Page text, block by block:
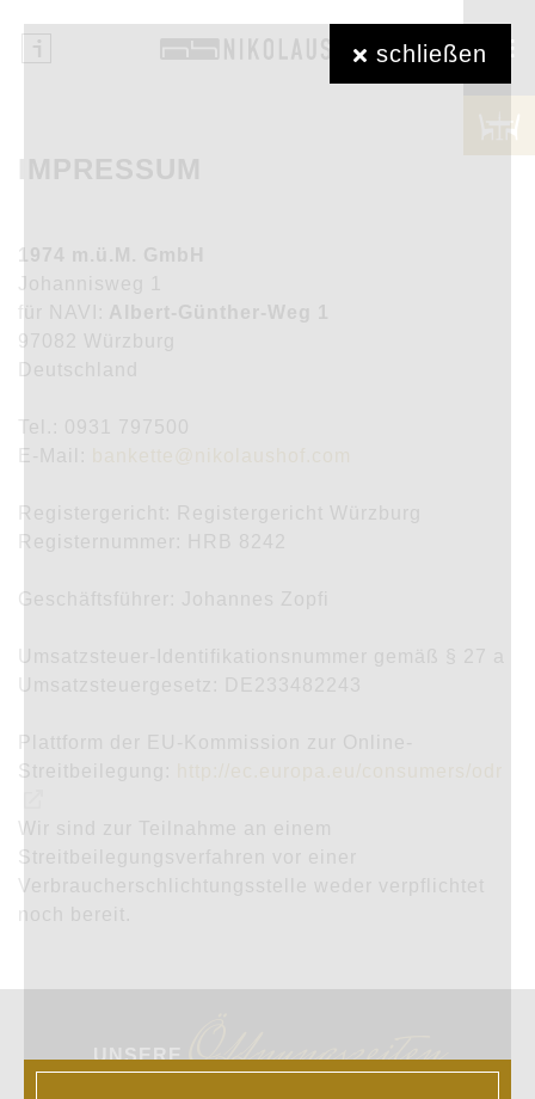
≡
IMPRESSUM
Johannisweg 1
für NAVI:
97082 Würzburg
Deutschland
Tel.: 0931 797500
E-Mail:
Registergericht: Registergericht Würzburg
Registernummer: HRB 8242
Geschäftsführer: Johannes Zopfi
Umsatzsteuer-Identifikationsnummer gemäß § 27 a
Umsatzsteuergesetz: DE233482243
Plattform der EU-Kommission zur Online-
Streitbeilegung:
Wir sind zur Teilnahme an einem
Streitbeilegungsverfahren vor einer
Verbraucherschlichtungsstelle weder verpflichtet
UNSEREÖffnungszeiten
schließen